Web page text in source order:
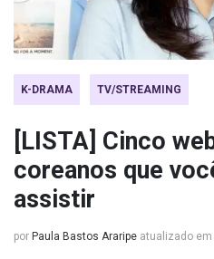
K-DRAMA TV/STREAMING
[LISTA] Cinco
coreanos que
assistir
por Paula Bastos Araripe atualizado em